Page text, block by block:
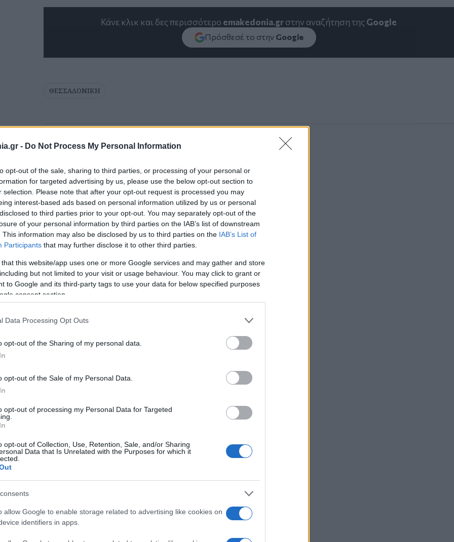
- Do Not Process My Personal Information
opt-out of the sale, sharing to third parties, or processing of your personal or
for targeted advertising by us, please use the below opt-out section to
selection. Please note that after your opt-out request is processed you may
interest-based ads based on personal information utilized by us or personal
to third parties prior to your opt-out. You may separately opt-out of the
of your personal information by third parties on the IAB’s list of downstream
This information may also be disclosed by us to third parties on the IAB’s List of
Participants that may further disclose it to other third parties.
that this website/app uses one or more Google services and may gather and store
but not limited to your visit or usage behaviour. You may click to grant or
to Google and its third-party tags to use your data for below specified purposes
consent section.
Data Processing Opt Outs
opt-out of the Sharing of my personal data.
opt-out of the Sale of my Personal Data.
opt-out of processing my Personal Data for Targeted
opt-out of Collection, Use, Retention, Sale, and/or Sharing
Data that Is Unrelated with the Purposes for which it
allow Google to enable storage related to advertising like cookies on
identifiers in apps.
Κάνε κλικ και δες περισσότερο emakedonia.grστην αναζήτηση της Google
Πρόσθεσέ το στην Google
ΘΕΣΣΑΛΟΝΙΚΗ